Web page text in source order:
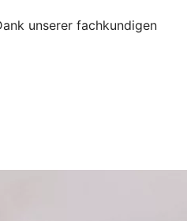
unserer fachkundigen